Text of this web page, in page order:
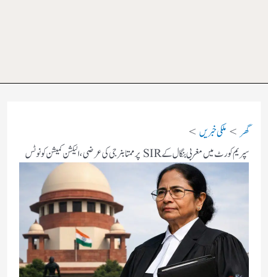
گھر
ملکی خبریں
سپریم کورٹ میں مغربی بنگال کے SIR پر ممتا بنرجی کی عرضی، الیکشن کمیشن کو نوٹس